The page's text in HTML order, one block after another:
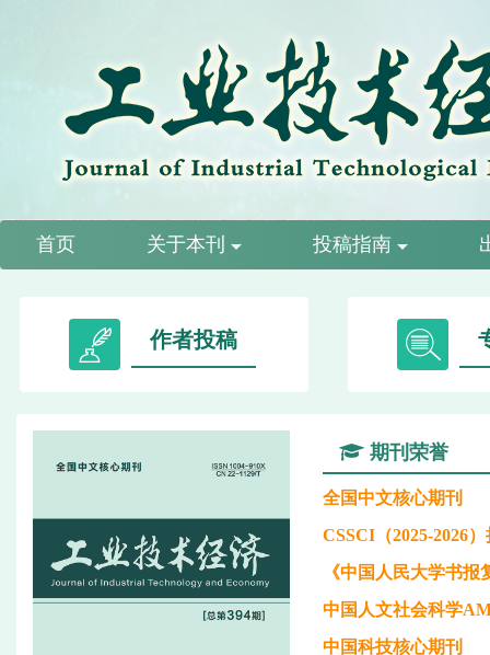
首页 关于本刊 投稿指南
作者投稿
期刊荣誉
全国中文核心期刊
CSSCI（2025-2026
《中国人民大学书
中国人文社会科学
中国科技核心期刊